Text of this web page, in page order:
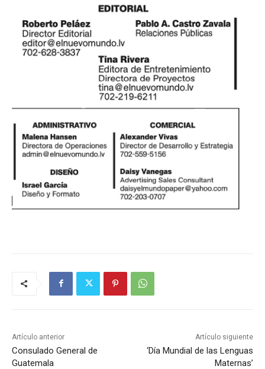
Artículo anterior
Consulado General de
Guatemala
Artículo siguiente
‘Día Mundial de las Lenguas
Maternas’